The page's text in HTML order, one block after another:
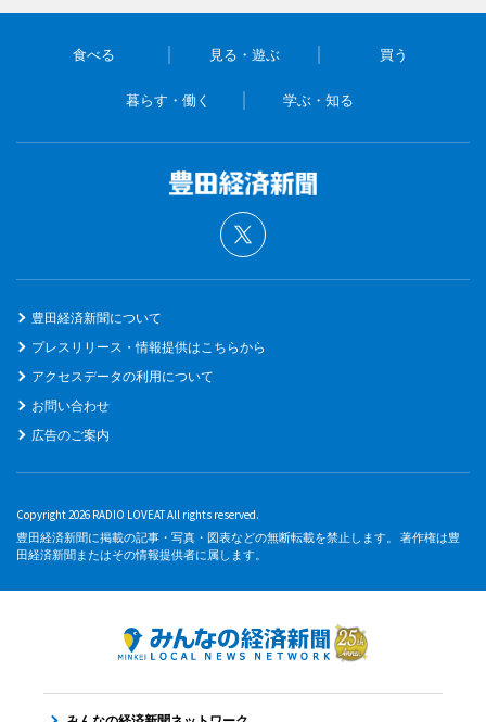
食べる 見る・遊ぶ 買う
暮らす・働く 学ぶ・知る
豊田経済新聞について
プレスリリース・情報提供はこちらから
アクセスデータの利用について
お問い合わせ
広告のご案内
Copyright 2026 RADIO LOVEAT All rights reserved.
豊田経済新聞に掲載の記事・写真・図表などの無断転載を禁止します。 著作権は豊
田経済新聞またはその情報提供者に属します。